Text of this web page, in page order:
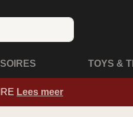
TOYS &
Lees meer